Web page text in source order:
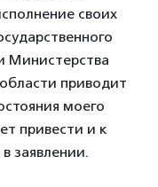
своих
Министерства
приводит
моего
привести и к
заявлении.